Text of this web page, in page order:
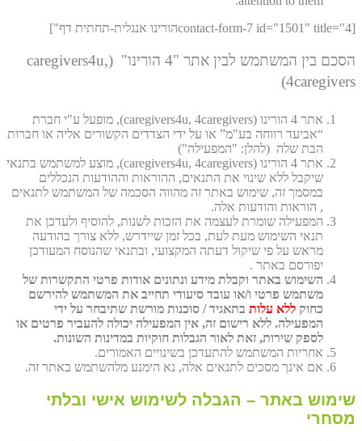
[contact-form-7 id="1501" title="4הורינו אנגלית-תחתית דף"]
הסכם בין המשתמש לבין אתר "4 הורינו" (caregivers4u,
4caregivers)
אתר 4 הורינו (caregivers4u, 4caregivers), מופעל ע"י חברת
“אביעד רווחה בע"מ” או על ידי הצדדים הקשורים אליה או חברות
הבת שלה (להלן: "המפעילה")
אתר 4 הורינו (caregivers4u, 4caregivers), מוצע למשתמש בתנאי
שיקבל ללא שינוי את התנאים, ההוראות וההודעות הנכללים
במסמך זה, שימוש באתר זה מהווה הסכמה של המשתמש לתנאים
, הוראות והודעות אלה.
המפעילה שומרת לעצמה את הזכות לשנות, להוסיף ולעדכן את
תנאי השימוש מעת לעת, בכל זמן שיידרש, ללא צורך בהודעה
מראש על פי שיקול דעתה המקצועי, ובתנאי שהנוסח המעודכן
יפורסם באתר .
השימוש באתר וקבלת מידע ונתונים אודות פרטי התקשרות של
משתמש פרטי ו/או עובד סיעודי תחייב את המשתמש להירשם
כחוק ללא עלות בתאגיד / סוכנות מורשת שתיבחר על ידי
המפעילה. ללא רישום זה, אין המפעילה יכולה להעביר פרטים או
לספק שירות, זאת לאור הגבלות חוקיות במדינות השונות.
אחריות המשתמש להתעדכן בשינויים האמורים.
אם אינך מסכים לתנאים אלה, נא הימנע מלהשתמש באתר זה.
שימוש באתר – הגבלה לשימוש אישי ובלתי
מסחרי